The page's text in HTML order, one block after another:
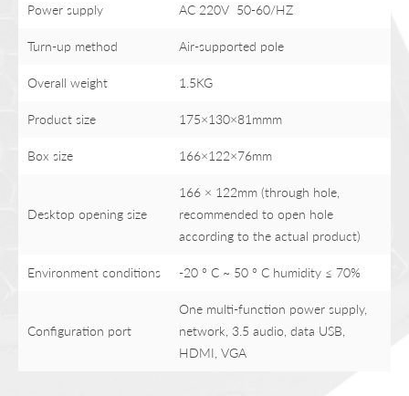
Power supply AC 220V 50-60/HZ
Turn-up method Air-supported pole
Overall weight 1.5KG
Product size 175×130×81mmm
Box size 166×122×76mm
Desktop opening size
166 × 122mm (through hole,
recommended to open hole
according to the actual product)
Environment conditions -20 ° C ~ 50 ° C humidity ≤ 70%
Configuration port
One multi-function power supply,
network, 3.5 audio, data USB,
HDMI, VGA